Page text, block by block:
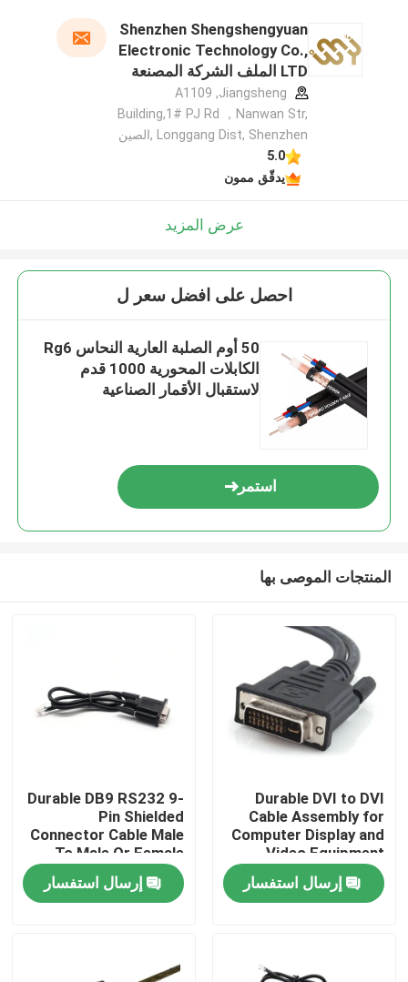
منزل
Shenzhen Shengshengyuan
Electronic Technology Co.,
LTD الملف الشركة المصنعة
A1109 ,Jiangsheng
Building,1# PJ Rd ，Nanwan Str,
Longgang Dist, Shenzhen ,الصين
5.0
يدقّق ممون
عرض المزيد
احصل على افضل سعر ل
50 أوم الصلبة العارية النحاس Rg6
الكابلات المحورية 1000 قدم
لاستقبال الأقمار الصناعية
استمر
المنتجات الموصى بها
Durable DVI to DVI
Cable Assembly for
Computer Display and
Video Equipment
Custom Cable Wire
Harness
Manufacturers
إرسال استفسار
Durable DB9 RS232 9-
Pin Shielded
Connector Cable Male
To Male Or Female
Type | Custom Cable
إرسال استفسار